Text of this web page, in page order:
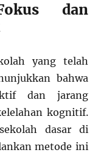
dan
yang telah
bahwa
dan jarang
kognitif.
dasar di
metode ini